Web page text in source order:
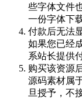
些字体文件
一份字体下
付款后无法
如果您已经
系站长提供
购买该资源
源码素材属
旦授予，不